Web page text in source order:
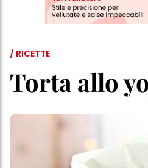
/ RICETTE
Torta allo